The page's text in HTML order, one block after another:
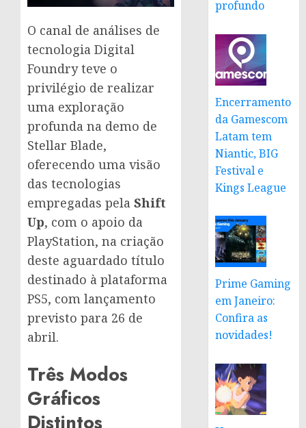
O canal de análises de
tecnologia Digital
Foundry teve o
privilégio de realizar
uma exploração
profunda na demo de
Stellar Blade,
oferecendo uma visão
das tecnologias
empregadas pela Shift
Up, com o apoio da
PlayStation, na criação
deste aguardado título
destinado à plataforma
PS5, com lançamento
previsto para 26 de
abril.
Três Modos
Gráficos
Distintos
profundo
Encerramento
da Gamescom
Latam tem
Niantic, BIG
Festival e
Kings League
Prime Gaming
em Janeiro:
Confira as
novidades!